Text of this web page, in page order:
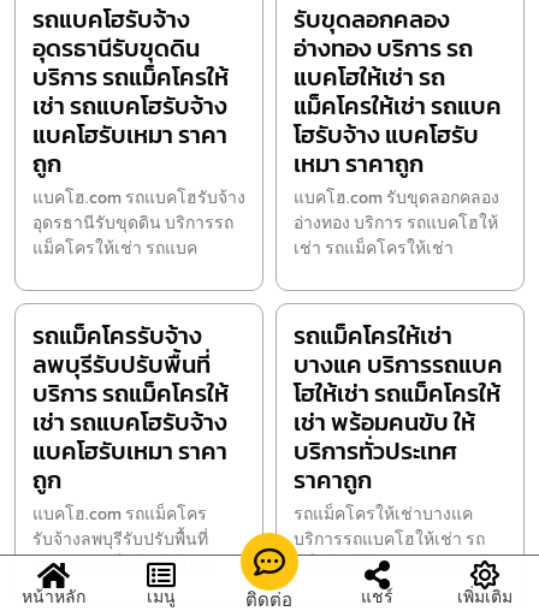
รถแบคโฮรับจ้าง
อุดรธานีรับขุดดิน
บริการ รถแม็คโครให้
เช่า รถแบคโฮรับจ้าง
แบคโฮรับเหมา ราคา
ถูก
แบคโฮ.com รถแบคโฮรับจ้าง
อุดรธานีรับขุดดิน บริการรถ
แม็คโครให้เช่า รถแบค
รับขุดลอกคลอง
อ่างทอง บริการ รถ
แบคโฮให้เช่า รถ
แม็คโครให้เช่า รถแบค
โฮรับจ้าง แบคโฮรับ
เหมา ราคาถูก
แบคโฮ.com รับขุดลอกคลอง
อ่างทอง บริการ รถแบคโฮให้
เช่า รถแม็คโครให้เช่า
รถแม็คโครรับจ้าง
ลพบุรีรับปรับพื้นที่
บริการ รถแม็คโครให้
เช่า รถแบคโฮรับจ้าง
แบคโฮรับเหมา ราคา
ถูก
แบคโฮ.com รถแม็คโคร
รับจ้างลพบุรีรับปรับพื้นที่
บริการรถแม็คโครให้เช่า
รถแม็คโครให้เช่า
บางแค บริการรถแบค
โฮให้เช่า รถแม็คโครให้
เช่า พร้อมคนขับ ให้
บริการทั่วประเทศ
ราคาถูก
รถแม็คโครให้เช่าบางแค
บริการรถแบคโฮให้เช่า รถ
แม็คโครให้เช่า พร้อมคนขับ
หน้าหลัก
เมนู ติดต่อ แชร์ เพิ่มเติม